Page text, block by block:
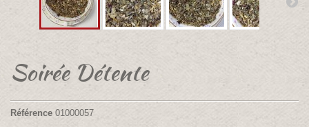
Soirée Détente
Référence 01000057